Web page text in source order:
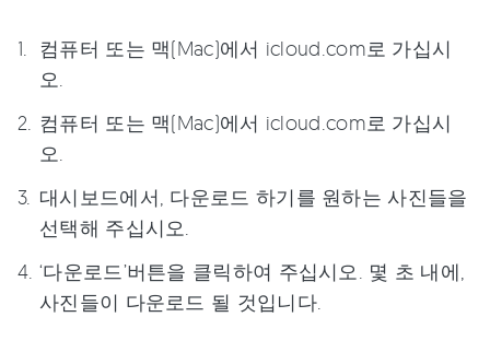
컴퓨터 또는 맥(Mac)에서 icloud.com로 가십시
오.
컴퓨터 또는 맥(Mac)에서 icloud.com로 가십시
오.
대시보드에서, 다운로드 하기를 원하는 사진들을
선택해 주십시오.
‘다운로드’버튼을 클릭하여 주십시오. 몇 초 내에,
사진들이 다운로드 될 것입니다.